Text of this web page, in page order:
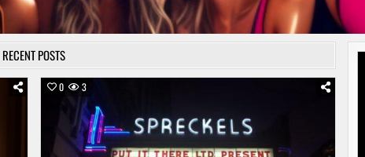
RECENT POSTS
0 3